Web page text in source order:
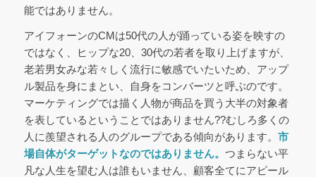
能ではありません。
アイフォーンのCMは50代の人が踊っている姿を映すの
ではなく、ヒップな20、30代の若者を取り上げますが、
老若男女みな若々しく流行に敏感でいたいため、アップ
ル製品を身にまとい、自身をコンバーツと呼ぶのです。
マーケティングでは描く人物が商品を買う大半の対象者
を表しているということではありません??むしろ多くの
人に羨望される人のグループである傾向があります。 市
場自体がターゲットなのではありません。 つまらない平
凡な人生を望む人は誰もいません、顧客全てにアピール